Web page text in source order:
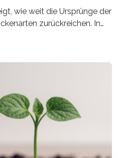
wie weit die Ursprünge der
zurückreichen. In
bekannte Stechmücken-
und hat sich in
erhalten. Es konnte als neue
werden und trägt
primaevus. Dieser erste
in Bernstein
Fossilfund einer
dar, denn…